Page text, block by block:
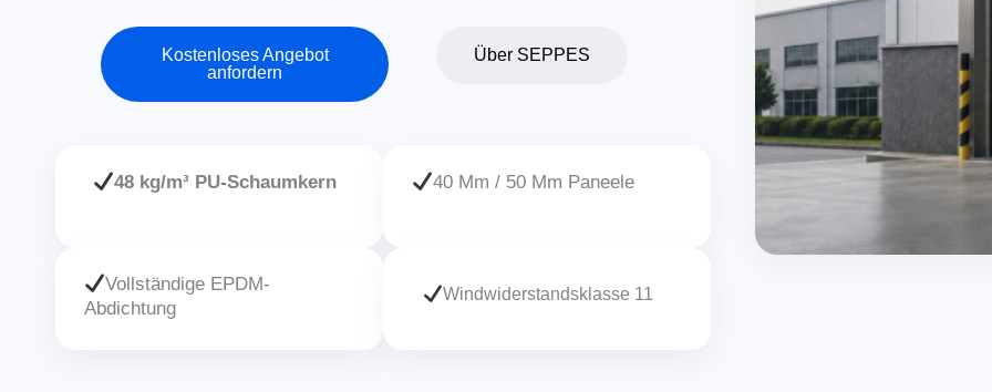
Kostenloses Angebot
anfordern
Über SEPPES
48 kg/m³ PU-Schaumkern 40 Mm / 50 Mm Paneele
Vollständige EPDM-
Abdichtung
Windwiderstandsklasse 11